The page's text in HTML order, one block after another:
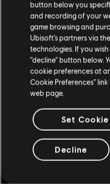
other countries. Trials is a trademark
RedLynx is a Ubisoft Entertainment
Crash &
Trials Rising
Starter Pack 2
Small Acorns
Visite nossa Store
Fique na
Mudar para a
button below you
and recording of your
game browsing and
Ubisoft’s partners via
technologies. If you
“decline” button below.
cookie preferences at
Cookie Preferences”
web page.
Set
Decline